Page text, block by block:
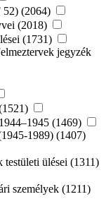
52) (2064)
(2018)
(1731)
jegyzék
(1469)
1989) (1407)
testületi ülései (1311)
személyek (1211)